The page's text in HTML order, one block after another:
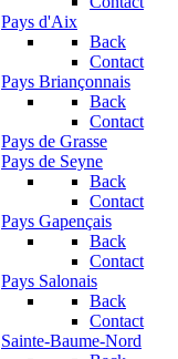
Pays d'Aix
Back
Contact
Pays Briançonnais
Back
Contact
Pays de Grasse
Pays de Seyne
Back
Contact
Pays Gapençais
Back
Contact
Pays Salonais
Back
Contact
Sainte-Baume-Nord